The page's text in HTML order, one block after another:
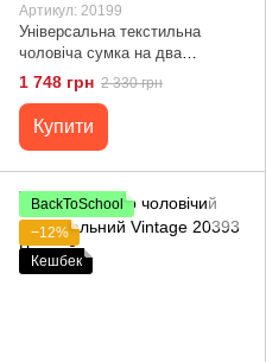
Артикул: 20199
Універсальна текстильна
чоловіча сумка на два
відділення Vintage 20199
1 748 грн 2 330 грн
Купити
BackToSchool
−12%
Кешбек